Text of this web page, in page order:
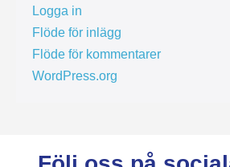
Logga in
Flöde för inlägg
Flöde för kommentarer
WordPress.org